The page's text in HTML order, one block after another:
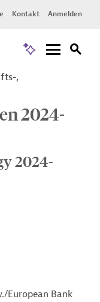
Kontakt Anmelden
,
2024-
2024-
European Bank